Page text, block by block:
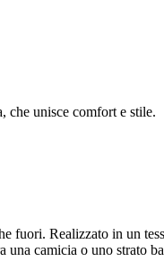
che unisce comfort e stile.
fuori. Realizzato in un
camicia o uno strato